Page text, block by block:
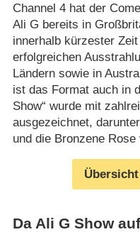
Channel 4 hat der
Ali G bereits in
innerhalb kürzester
erfolgreichen
Ländern sowie in
ist das Format auch in
Show“ wurde mit
ausgezeichnet,
und die Bronzene
Da Ali G Show